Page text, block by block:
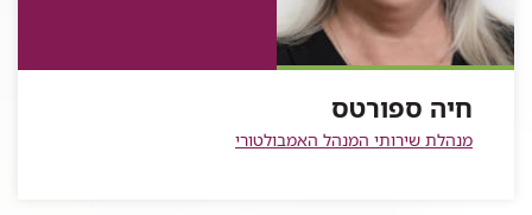
ספורטס
חיה
חיה ספורטס
מנהלת שירותי המנהל האמבולטורי